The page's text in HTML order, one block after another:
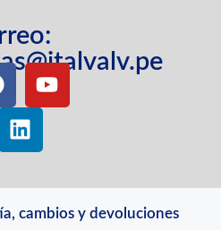
cambios y devoluciones